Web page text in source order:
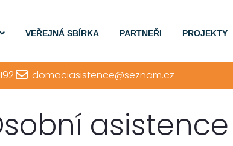
VEŘEJNÁ SBÍRKA PARTNEŘI PROJEKTY
domaciasistence@seznam.cz
asistence